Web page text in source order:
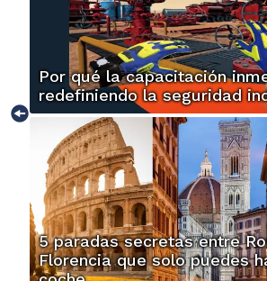
Por qué la capacitación
redefiniendo la seguridad
5 paradas secretas entre
Florencia que solo puedes